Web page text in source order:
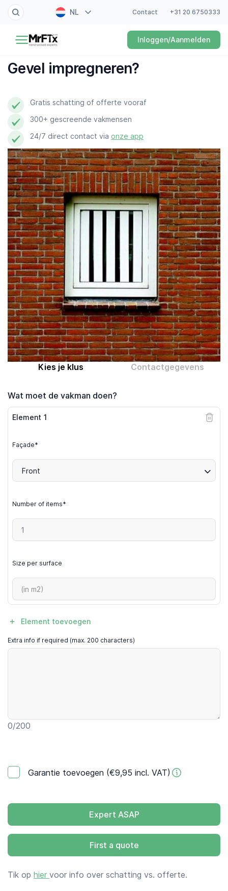
NL
ES
Contact +31 20 6750333
Inloggen/Aanmelden
Schilder
Elektricien
Loodgieter
Slotenmaker
Witgoedmonteur
Hovenier
Schoonmaker
Computer expert
Help
Over MrFix
Log in als vakman
Gevel impregneren?
Gratis schatting of offerte vooraf
300+ gescreende vakmensen
24/7 direct contact via onze app
Kies je klus Contactgegevens
Wat moet de vakman doen?
Element 1
Façade*
Front
Number of items*
Size per surface
Element toevoegen
Extra info if required (max. 200 characters)
0/200
Garantie toevoegen (€9,95 incl. VAT)
Expert ASAP
First a quote
Tik op hier voor info over schatting vs. offerte.